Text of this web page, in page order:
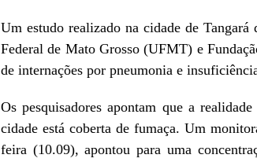
Um estudo realizado na cidade de
Federal de Mato Grosso (UFMT) e
de internações por pneumonia e
Os pesquisadores apontam que a
cidade está coberta de fumaça. Um
feira (10.09), apontou para uma